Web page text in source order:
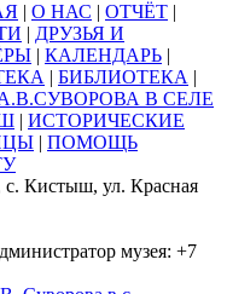
| О НАС | ОТЧЁТ |
| ДРУЗЬЯ И
| КАЛЕНДАРЬ |
| БИБЛИОТЕКА |
В СЕЛЕ
| ИСТОРИЧЕСКИЕ
| ПОМОЩЬ
с. Кистыш, ул. Красная
музея: +7